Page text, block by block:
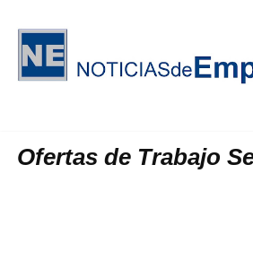
Ofertas de Trabajo